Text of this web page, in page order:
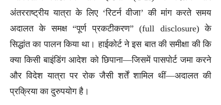
अंतरराष्ट्रीय यात्रा के लिए ‘रिटर्न वीजा’ की मांग करते समय
अदालत के समक्ष “पूर्ण प्रकटीकरण” (full disclosure) के
सिद्धांत का पालन किया था। हाईकोर्ट ने इस बात की समीक्षा की कि
क्या किसी बाइंडिंग आदेश को छिपाना—जिसमें पासपोर्ट जमा करने
और विदेश यात्रा पर रोक जैसी शर्तें शामिल थीं—अदालत की
प्रक्रिया का दुरुपयोग है।